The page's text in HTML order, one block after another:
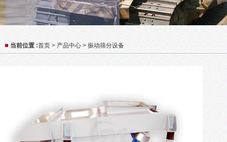
当前位置 :首页 > 产品中心 > 振动筛分设备